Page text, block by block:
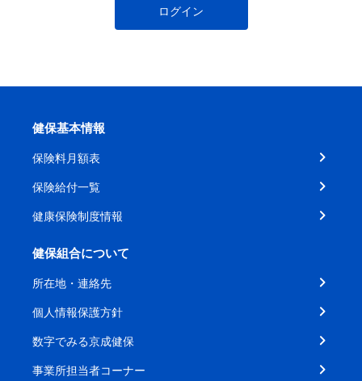
ログイン
健保基本情報
保険料月額表
保険給付一覧
健康保険制度情報
健保組合について
所在地・連絡先
個人情報保護方針
数字でみる京成健保
事業所担当者コーナー